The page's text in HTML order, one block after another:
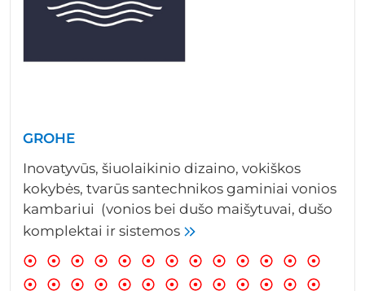
GROHE
Inovatyvūs, šiuolaikinio dizaino, vokiškos
kokybės, tvarūs santechnikos gaminiai vonios
kambariui (vonios bei dušo maišytuvai, dušo
komplektai ir sistemos